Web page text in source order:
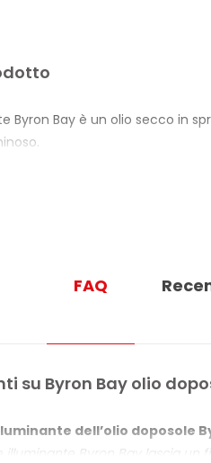
Byron Bay è un olio secco in
e Aloe Vera nutre la pelle e
BAY OLIO DOPOSOLE
nutrono la pelle dopo
rapido assorbimento, non
FAQ
su Byron Bay olio
dell’olio
illuminante Byron Bay lascia